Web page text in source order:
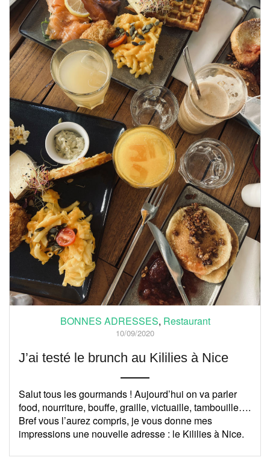
BONNES ADRESSES, Restaurant
10/09/2020
J’ai testé le brunch au Kililies à Nice
Salut tous les gourmands ! Aujourd’hui on va parler
food, nourriture, bouffe, graille, victuaille, tambouille….
Bref vous l’aurez compris, je vous donne mes
impressions une nouvelle adresse : le Kililies à Nice.